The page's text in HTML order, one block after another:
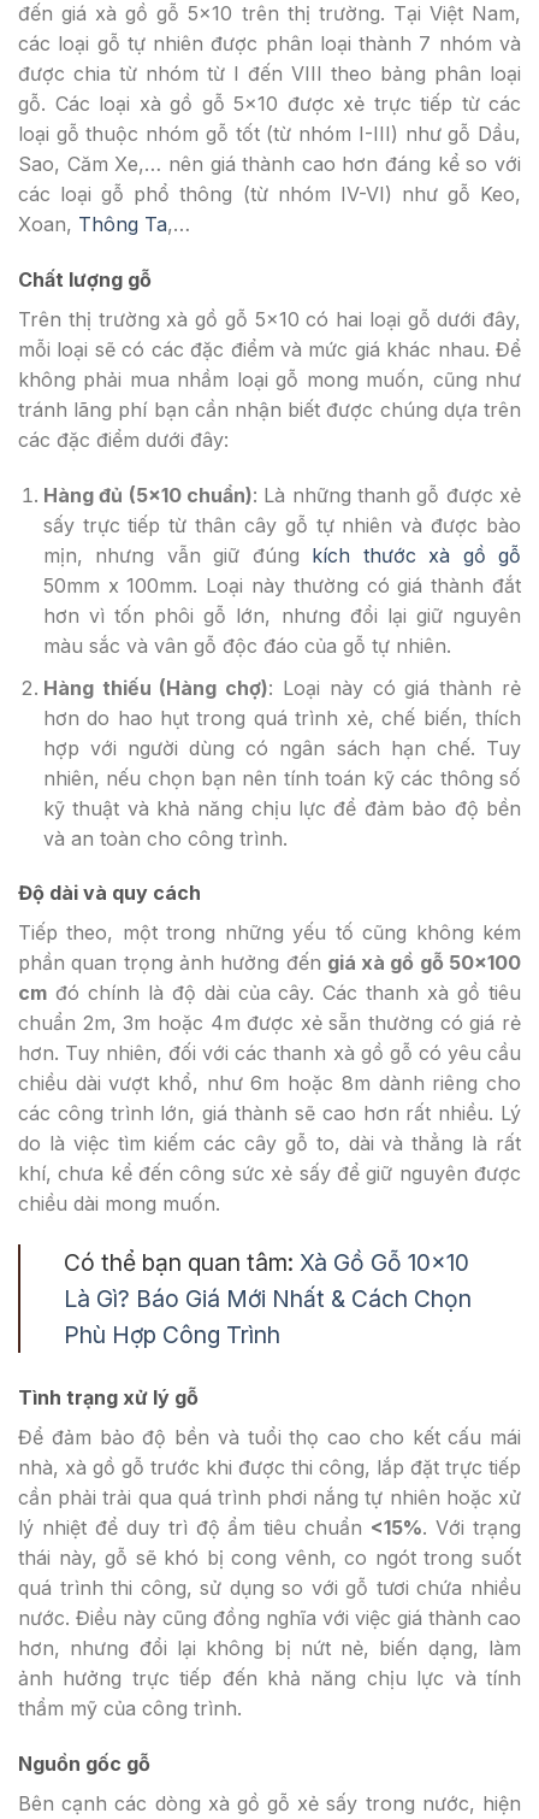
đến giá xà gồ gỗ 5×10 trên thị trường. Tại Việt Nam,
các loại gỗ tự nhiên được phân loại thành 7 nhóm và
được chia từ nhóm từ I đến VIII theo bảng phân loại
gỗ. Các loại xà gồ gỗ 5×10 được xẻ trực tiếp từ các
loại gỗ thuộc nhóm gỗ tốt (từ nhóm I-III) như gỗ Dầu,
Sao, Căm Xe,… nên giá thành cao hơn đáng kể so với
các loại gỗ phổ thông (từ nhóm IV-VI) như gỗ Keo,
Xoan, Thông Ta,…
Chất lượng gỗ
Trên thị trường xà gồ gỗ 5×10 có hai loại gỗ dưới đây,
mỗi loại sẽ có các đặc điểm và mức giá khác nhau. Để
không phải mua nhầm loại gỗ mong muốn, cũng như
tránh lãng phí bạn cần nhận biết được chúng dựa trên
các đặc điểm dưới đây:
Hàng đủ (5×10 chuẩn): Là những thanh gỗ được xẻ
sấy trực tiếp từ thân cây gỗ tự nhiên và được bào
mịn, nhưng vẫn giữ đúng kích thước xà gồ gỗ
50mm x 100mm. Loại này thường có giá thành đắt
hơn vì tốn phôi gỗ lớn, nhưng đổi lại giữ nguyên
màu sắc và vân gỗ độc đáo của gỗ tự nhiên.
Hàng thiếu (Hàng chợ): Loại này có giá thành rẻ
hơn do hao hụt trong quá trình xẻ, chế biến, thích
hợp với người dùng có ngân sách hạn chế. Tuy
nhiên, nếu chọn bạn nên tính toán kỹ các thông số
kỹ thuật và khả năng chịu lực để đảm bảo độ bền
và an toàn cho công trình.
Độ dài và quy cách
Tiếp theo, một trong những yếu tố cũng không kém
phần quan trọng ảnh hưởng đến giá xà gồ gỗ 50×100
cm đó chính là độ dài của cây. Các thanh xà gồ tiêu
chuẩn 2m, 3m hoặc 4m được xẻ sẵn thường có giá rẻ
hơn. Tuy nhiên, đối với các thanh xà gồ gỗ có yêu cầu
chiều dài vượt khổ, như 6m hoặc 8m dành riêng cho
các công trình lớn, giá thành sẽ cao hơn rất nhiều. Lý
do là việc tìm kiếm các cây gỗ to, dài và thẳng là rất
khí, chưa kể đến công sức xẻ sấy để giữ nguyên được
chiều dài mong muốn.
Có thể bạn quan tâm: Xà Gồ Gỗ 10×10
Là Gì? Báo Giá Mới Nhất & Cách Chọn
Phù Hợp Công Trình
Tình trạng xử lý gỗ
Để đảm bảo độ bền và tuổi thọ cao cho kết cấu mái
nhà, xà gồ gỗ trước khi được thi công, lắp đặt trực tiếp
cần phải trải qua quá trình phơi nắng tự nhiên hoặc xử
lý nhiệt để duy trì độ ẩm tiêu chuẩn <15%. Với trạng
thái này, gỗ sẽ khó bị cong vênh, co ngót trong suốt
quá trình thi công, sử dụng so với gỗ tươi chứa nhiều
nước. Điều này cũng đồng nghĩa với việc giá thành cao
hơn, nhưng đổi lại không bị nứt nẻ, biến dạng, làm
ảnh hưởng trực tiếp đến khả năng chịu lực và tính
thẩm mỹ của công trình.
Nguồn gốc gỗ
Bên cạnh các dòng xà gồ gỗ xẻ sấy trong nước, hiện